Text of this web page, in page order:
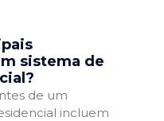
sistema de
de um
incluem